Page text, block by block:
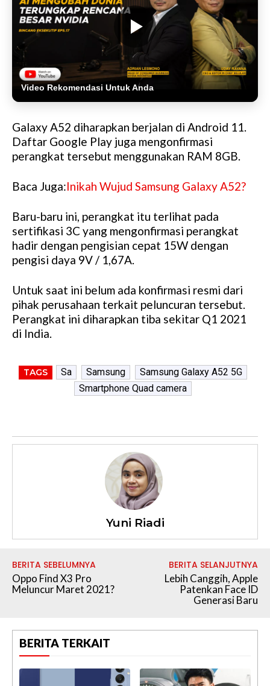
Video Rekomendasi Untuk Anda
Galaxy A52 diharapkan berjalan di Android 11.
Daftar Google Play juga mengonfirmasi
perangkat tersebut menggunakan RAM 8GB.
Baca Juga:Inikah Wujud Samsung Galaxy A52?
Baru-baru ini, perangkat itu terlihat pada
sertifikasi 3C yang mengonfirmasi perangkat
hadir dengan pengisian cepat 15W dengan
pengisi daya 9V / 1,67A.
Untuk saat ini belum ada konfirmasi resmi dari
pihak perusahaan terkait peluncuran tersebut.
Perangkat ini diharapkan tiba sekitar Q1 2021
di India.
TAGS Sa Samsung
Samsung Galaxy A52 5G
Smartphone Quad camera
Yuni Riadi
BERITA SEBELUMNYA
Oppo Find X3 Pro
Meluncur Maret 2021?
BERITA SELANJUTNYA
Lebih Canggih, Apple
Patenkan Face ID
Generasi Baru
BERITA TERKAIT